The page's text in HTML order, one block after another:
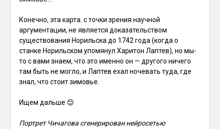
Конечно, эта карта. с точки зрения научной
аргументации, не является доказательством
существования Норильска до 1742 года (когда о
станке Норильском упомянул Харитон Лаптев), но мы-
то с вами знаем, что это именно он — другого ничего
там быть не могло, и Лаптев ехал ночевать туда, где
знал, что стоит зимовье.
Ищем дальше 😊
Портрет Чичагова сгенерирован нейросетью